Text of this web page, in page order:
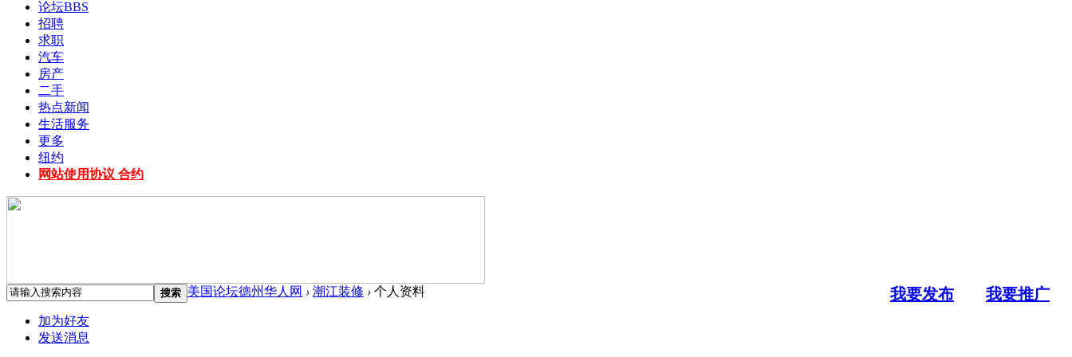
论坛BBS
招聘
求职
汽车
房产
二手
热点新闻
生活服务
更多
纽约
网站使用协议 合约
搜索 我要发布 我要推广
美国论坛德州华人网 › 潮江装修 › 个人资料
加为好友
发送消息